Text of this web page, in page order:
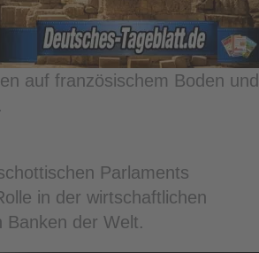
auf französischem Boden und
Parlaments
in der wirtschaftlichen
Banken der Welt.